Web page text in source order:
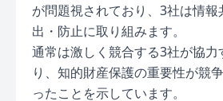
が問題視されており、3社は情報
出・防止に取り組みます。
通常は激しく競合する3社が協力
り、知的財産保護の重要性が競
ったことを示しています。